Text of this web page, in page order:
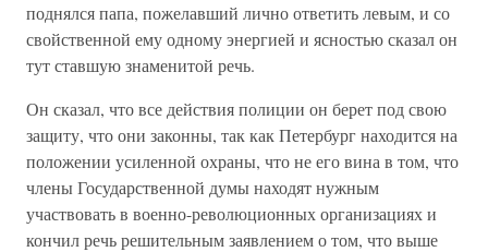
поднялся папа, пожелавший лично ответить левым, и со
свойственной ему одному энергией и ясностью сказал он
тут ставшую знаменитой речь.
Он сказал, что все действия полиции он берет под свою
защиту, что они законны, так как Петербург находится на
положении усиленной охраны, что не его вина в том, что
члены Государственной думы находят нужным
участвовать в военно-революционных организациях и
кончил речь решительным заявлением о том, что выше